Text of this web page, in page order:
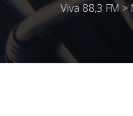
Viva 88,3 FM>